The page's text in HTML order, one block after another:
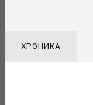
ХРОНИКА